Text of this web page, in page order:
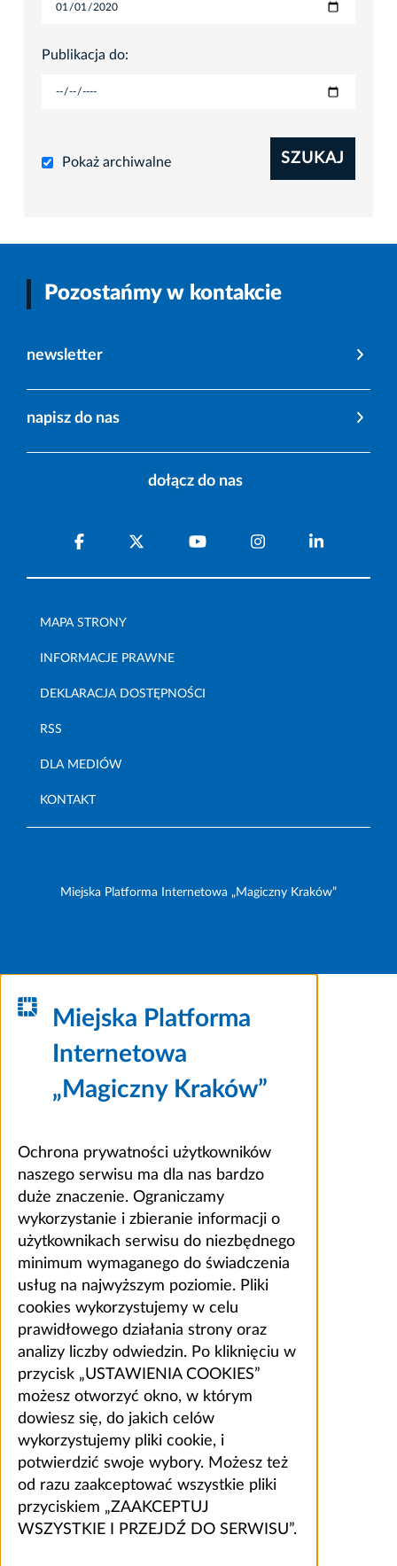
Publikacja do:
Pokaż archiwalne SZUKAJ
Pozostańmy w kontakcie
newsletter
napisz do nas
dołącz do nas
MAPA STRONY
INFORMACJE PRAWNE
DEKLARACJA DOSTĘPNOŚCI
RSS
DLA MEDIÓW
KONTAKT
Miejska Platforma Internetowa „Magiczny Kraków”
Miejska Platforma
Internetowa
„Magiczny Kraków”
Ochrona prywatności użytkowników
naszego serwisu ma dla nas bardzo
duże znaczenie. Ograniczamy
wykorzystanie i zbieranie informacji o
użytkownikach serwisu do niezbędnego
minimum wymaganego do świadczenia
usług na najwyższym poziomie. Pliki
cookies wykorzystujemy w celu
prawidłowego działania strony oraz
analizy liczby odwiedzin. Po kliknięciu w
przycisk „USTAWIENIA COOKIES”
możesz otworzyć okno, w którym
dowiesz się, do jakich celów
wykorzystujemy pliki cookie, i
potwierdzić swoje wybory. Możesz też
od razu zaakceptować wszystkie pliki
przyciskiem „ZAAKCEPTUJ
WSZYSTKIE I PRZEJDŹ DO SERWISU”.